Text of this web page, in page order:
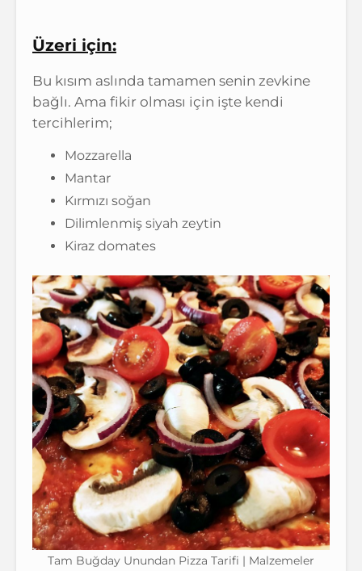
Üzeri için:
Bu kısım aslında tamamen senin zevkine
bağlı. Ama fikir olması için işte kendi
tercihlerim;
Mozzarella
Mantar
Kırmızı soğan
Dilimlenmiş siyah zeytin
Kiraz domates
Tam Buğday Unundan Pizza Tarifi | Malzemeler